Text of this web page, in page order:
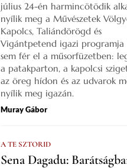
július 24-én harmincötödik
nyílik meg a Művészetek
Kapolcs, Taliándörögd és
Vigántpetend igazi programja
sem fér el a műsorfüzetben:
a patakparton, a kapolcsi
az öreg hídon és az udvarok
nyílik meg igazán.
Muray Gábor
A TE SZTORID
Sena Dagadu: